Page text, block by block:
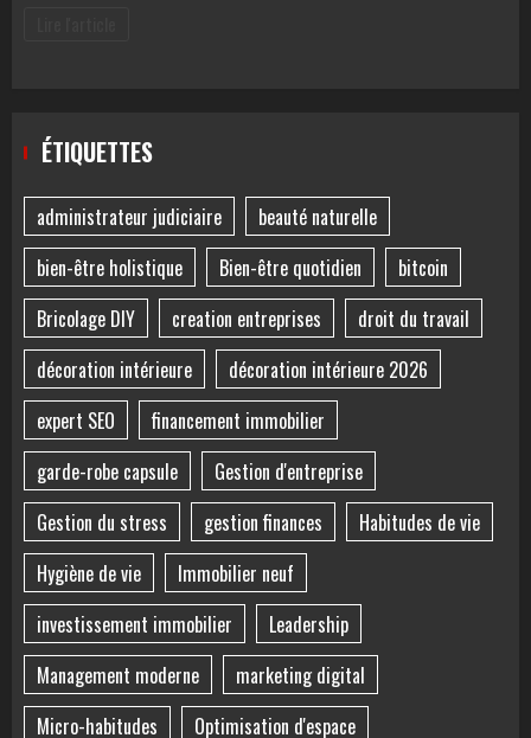
ÉTIQUETTES
administrateur judiciaire
beauté naturelle
bien-être holistique
Bien-être quotidien
bitcoin
Bricolage DIY
creation entreprises
droit du travail
décoration intérieure
décoration intérieure 2026
expert SEO
financement immobilier
garde-robe capsule
Gestion d'entreprise
Gestion du stress
gestion finances
Habitudes de vie
Hygiène de vie
Immobilier neuf
investissement immobilier
Leadership
Management moderne
marketing digital
Micro-habitudes
Optimisation d'espace